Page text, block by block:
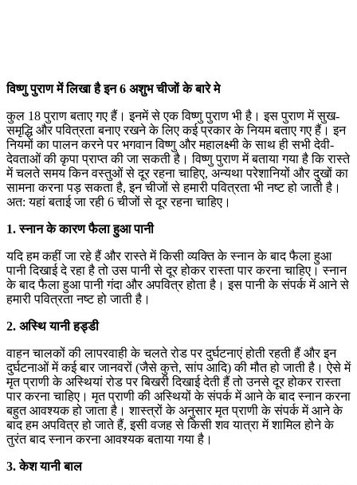
विष्णु पुराण में लिखा है इन 6 अशुभ चीजों के बारे मे
कुल 18 पुराण बताए गए हैं। इनमें से एक विष्णु पुराण भी है। इस पुराण में सुख-
समृद्धि और पवित्रता बनाए रखने के लिए कई प्रकार के नियम बताए गए हैं। इन
नियमों का पालन करने पर भगवान विष्णु और महालक्ष्मी के साथ ही सभी देवी-
देवताओं की कृपा प्राप्त की जा सकती है। विष्णु पुराण में बताया गया है कि रास्ते
में चलते समय किन वस्तुओं से दूर रहना चाहिए, अन्यथा परेशानियों और दुखों का
सामना करना पड़ सकता है, इन चीजों से हमारी पवित्रता भी नष्ट हो जाती है।
अत: यहां बताई जा रही 6 चीजों से दूर रहना चाहिए।
1. स्नान के कारण फैला हुआ पानी
यदि हम कहीं जा रहे हैं और रास्ते में किसी व्यक्ति के स्नान के बाद फैला हुआ
पानी दिखाई दे रहा है तो उस पानी से दूर होकर रास्ता पार करना चाहिए। स्नान
के बाद फैला हुआ पानी गंदा और अपवित्र होता है। इस पानी के संपर्क में आने से
हमारी पवित्रता नष्ट हो जाती है।
2. अस्थि यानी हड्डी
वाहन चालकों की लापरवाही के चलते रोड पर दुर्घटनाएं होती रहती हैं और इन
दुर्घटनाओं में कई बार जानवरों (जैसे कुत्ते, सांप आदि) की मौत हो जाती है। ऐसे में
मृत प्राणी के अस्थियां रोड पर बिखरी दिखाई देती हैं तो उनसे दूर होकर रास्ता
पार करना चाहिए। मृत प्राणी की अस्थियों के संपर्क में आने के बाद स्नान करना
बहुत आवश्यक हो जाता है। शास्त्रों के अनुसार मृत प्राणी के संपर्क में आने के
बाद हम अपवित्र हो जाते हैं, इसी वजह से किसी शव यात्रा में शामिल होने के
तुरंत बाद स्नान करना आवश्यक बताया गया है।
3. केश यानी बाल